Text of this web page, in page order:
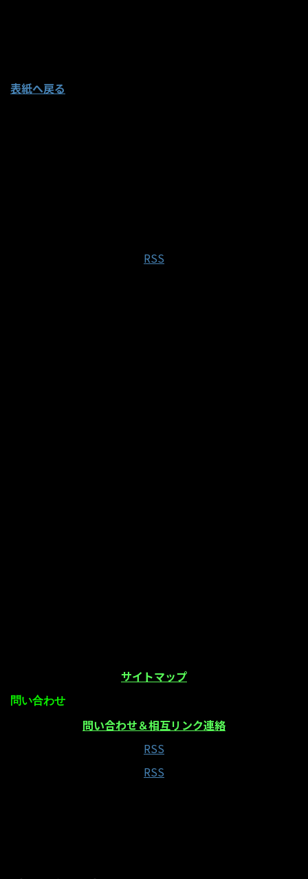
表紙へ戻る
RSS
サイトマップ
問い合わせ
問い合わせ＆相互リンク連絡
RSS
RSS